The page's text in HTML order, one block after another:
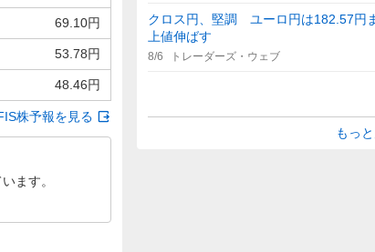
69.10円
53.78円
48.46円
株予報を見る
ます。
クロス円、堅調 ユーロ円は182.57円
上値伸ばす
8/6 トレーダーズ・ウェブ
もっ